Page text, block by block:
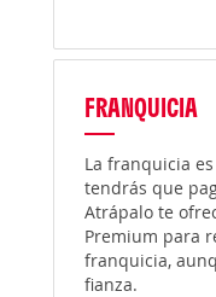
FRANQUICIA
La franquicia
tendrás que
Atrápalo te
Premium para
franquicia,
fianza.